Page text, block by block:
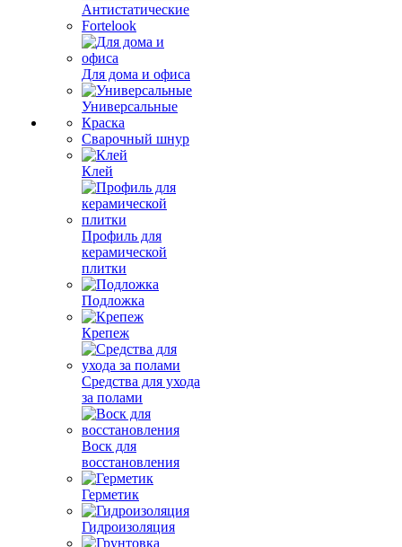
Антистатические
Fortelook
Для дома и офиса
Универсальные
Краска
Сварочный шнур
Клей
Профиль для
керамической
плитки
Подложка
Крепеж
Средства для ухода
за полами
Воск для
восстановления
Герметик
Гидроизоляция